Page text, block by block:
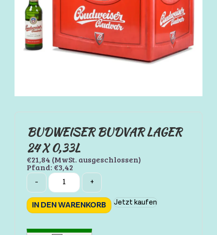
BUDWEISER BUDVAR LAGER
24 X 0,33L
€21,84 (MwSt. ausgeschlossen)
Pfand:€3,42
Quantity
- +
IN DEN WARENKORB Jetzt kaufen